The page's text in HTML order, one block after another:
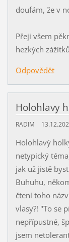
doufám, že v
Přeji všem
hezkých
Odpovědět
Holohlavy
RADIM
Holohlavý
netypický
jak už jistě
Buhuhu,
čtení toho
vlasy?! "To se
nepřípustné,
jsem